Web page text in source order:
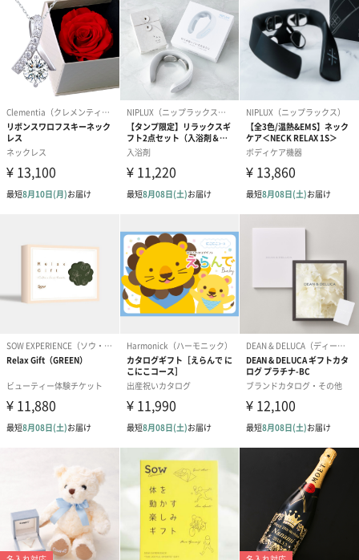
ミニマルでシンプルなパッケージなので飽きが来ず、ギフトにも
ぴったりです。
ガラス容器にプラスチックのスクリュー蓋で、しっかりと保存で
き、オイルの酸化を防ぎます。
商品詳細情報
パルミチン酸エチルヘキシル、ポリイソブテン、リン
ゴ酸ジイソステアリル、イソステアリン酸、ジブチル
ラウロイルグルタミド、ジブチルエチルヘキサノイル
グルタミド、オリーブ果実油、ブドウ種子油、ホホバ
種子油、トコフェロール、メチルパラベン、ラベンダ
ー油、金、香料｢+/-｣、赤231、紫201、赤225、赤
223、緑202
CLAYD WEEKBOOK：
Huxleyボディオイル;モロッカンガーデナー：
アーモンド油,パルミチン酸イソプロピル,ミリスチン酸
イソプロピル,アジピン酸ジイソプロピル,香料,トリ
（カプリル酸／カプリン酸）グリセリル,水,オプンチア
フィクスインジカ種子油,チャ種子油,ヒマワリ種子油,
メドウフォーム油,ローズヒップ油,オプンチアフィクス
インジカ茎エキス,カプリル酸グリセリル,カプリリルグ
リコール,エチルヘキシルグリセリン,テトラ（ジ－ｔ－
ブチルヒドロキシヒドロケイヒ酸）ペンタエリスリチ
ル,ベンゾトリアゾリルドデシルｐ－クレゾール,リノー
ル酸トコフェロール,１，２－ヘキサンジオール,ビサボ
内容量
kailijumeiリップティント：
3.8g